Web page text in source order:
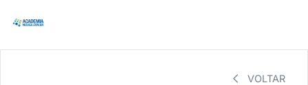
VOLTAR